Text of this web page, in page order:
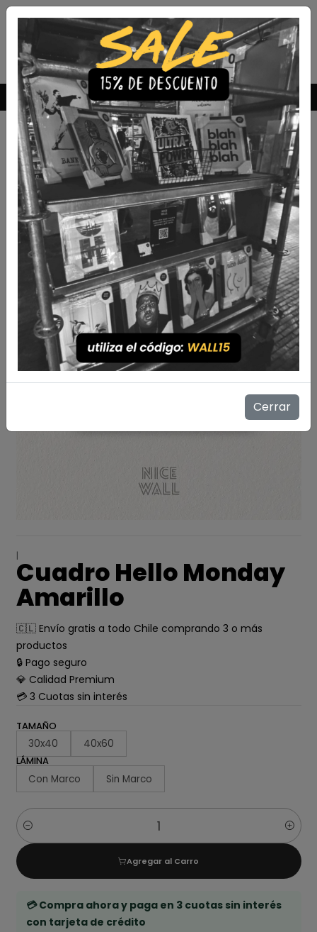
Envío Gratis a todo Chile comprando 3 o más productos
|
Cuadro Hello Monday
Amarillo
🇨🇱 Envío gratis a todo Chile comprando 3 o más
productos
🔒 Pago seguro
💎 Calidad Premium
💳 3 Cuotas sin interés
TAMAÑO
30x40 40x60
LÁMINA
Con Marco Sin Marco
Cantidad
Agregar al Carro
💳 Compra ahora y paga en 3 cuotas sin interés
con tarjeta de crédito
Cerrar